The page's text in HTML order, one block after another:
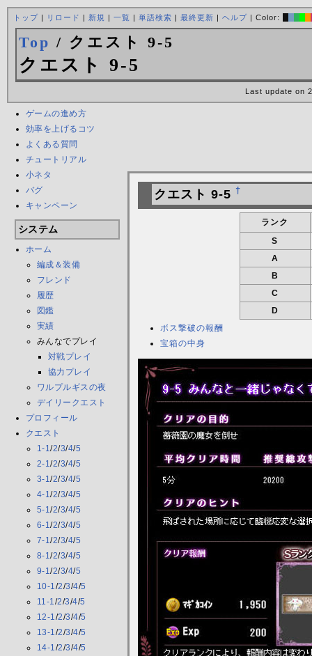
トップ| リロード | 新規 | 一覧 | 単語検索 | 最終更新 | ヘルプ| Color:
Top / クエスト 9-5
クエスト 9-5
Last update on
ゲームの進め方
効率を上げるコツ
よくある質問
チュートリアル
小ネタ
バグ
キャンペーン
システム
ホーム
編成＆装備
フレンド
履歴
図鑑
実績
みんなでプレイ
対戦プレイ
協力プレイ
ワルプルギスの夜
デイリークエスト
プロフィール
クエスト
1-1/2/3/4/5
2-1/2/3/4/5
3-1/2/3/4/5
4-1/2/3/4/5
5-1/2/3/4/5
6-1/2/3/4/5
7-1/2/3/4/5
8-1/2/3/4/5
9-1/2/3/4/5
10-1 /2/3/4/5
11-1 /2/3/4/5
12-1 /2/3/4/5
13-1 /2/3/4/5
14-1 /2/3/4/5
クエスト 9-5 †
ランク
S
A
B
C
D
ボス撃破の報酬
宝箱の中身